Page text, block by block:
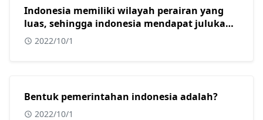
Indonesia memiliki wilayah perairan yang
luas, sehingga indonesia mendapat julukan
sebagai?
2022/10/1
Bentuk pemerintahan indonesia adalah?
2022/10/1